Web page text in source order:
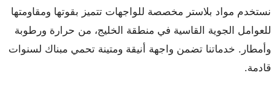
نستخدم مواد بلاستر مخصصة للواجهات تتميز بقوتها ومقاومتها
للعوامل الجوية القاسية في منطقة الخليج، من حرارة ورطوبة
وأمطار. خدماتنا تضمن واجهة أنيقة ومتينة تحمي مبناك لسنوات
قادمة.